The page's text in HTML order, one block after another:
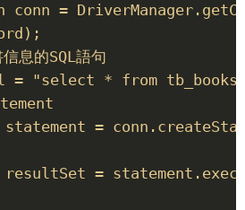
conn =
息的SQL語句
= "select * from
statement =
resultSet =